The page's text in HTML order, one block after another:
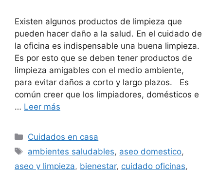
Existen algunos productos de limpieza que
pueden hacer daño a la salud. En el cuidado de
la oficina es indispensable una buena limpieza.
Es por esto que se deben tener productos de
limpieza amigables con el medio ambiente,
para evitar daños a corto y largo plazos. Es
común creer que los limpiadores, domésticos e
… Leer más
Categorías
Cuidados en casa
Etiquetas
ambientes saludables, aseo domestico,
aseo y limpieza, bienestar, cuidado oficinas,